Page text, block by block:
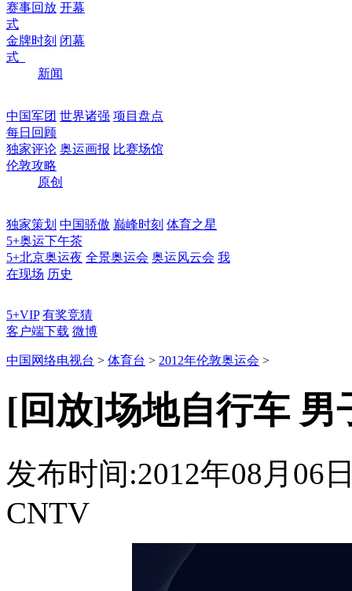
赛事回放 开幕
式
金牌时刻 闭幕
式
新闻
中国军团 世界诸强 项目盘点
每日回顾
独家评论 奥运画报 比赛场馆
伦敦攻略
原创
独家策划 中国骄傲 巅峰时刻 体育之星
5+奥运下午茶
5+北京奥运夜 全景奥运会 奥运风云会 我
在现场 历史
5+VIP 有奖竞猜
客户端下载 微博
中国网络电视台 > 体育台 > 2012年伦敦奥运会 >
[回放]场地自行车 男
发布时间:2012年08月06
CNTV